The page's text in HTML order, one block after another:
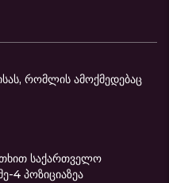
რომლის ამოქმედებაც
საქართველო
4 პოზიციაზეა